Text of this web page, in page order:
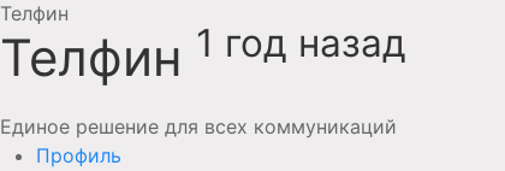
Телфин
Телфин 1 год назад
Единое решение для всех коммуникаций
Профиль